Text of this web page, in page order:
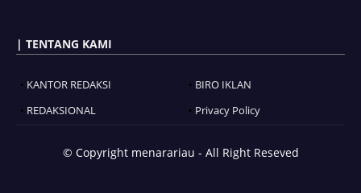
| TENTANG KAMI
KANTOR REDAKSI
BIRO IKLAN
REDAKSIONAL
Privacy Policy
© Copyright menarariau - All Right Reseved